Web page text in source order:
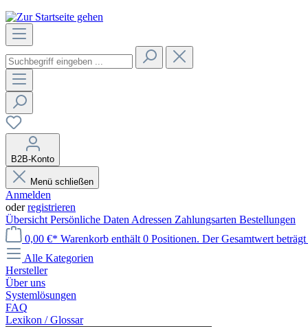
B2B-Konto
Menü schließen
Anmelden
oderregistrieren
Übersicht Persönliche Daten Adressen Zahlungsarten Bestellungen
0,00 €* Warenkorb enthält 0 Positionen. Der Gesamtwert
Alle Kategorien
Hersteller
Über uns
Systemlösungen
FAQ
Lexikon / Glossar